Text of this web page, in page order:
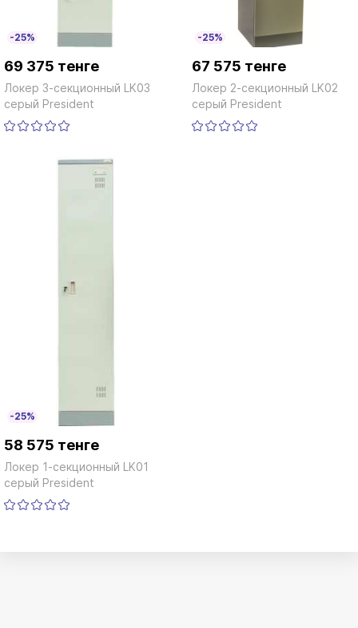
-25%
69 375 тенге
Локер 3-секционный LK03
серый President
-25%
67 575 тенге
Локер 2-секционный LK02
серый President
-25%
58 575 тенге
Локер 1-секционный LK01
серый President